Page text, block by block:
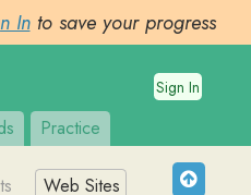
to save your progress
Practice